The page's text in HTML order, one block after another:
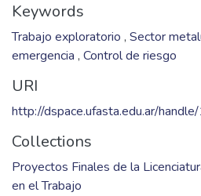
Keywords
Trabajo exploratorio , Sector
emergencia , Control de riesgo
URI
http://dspace.ufasta.edu.ar/
Collections
Proyectos Finales de la
en el Trabajo